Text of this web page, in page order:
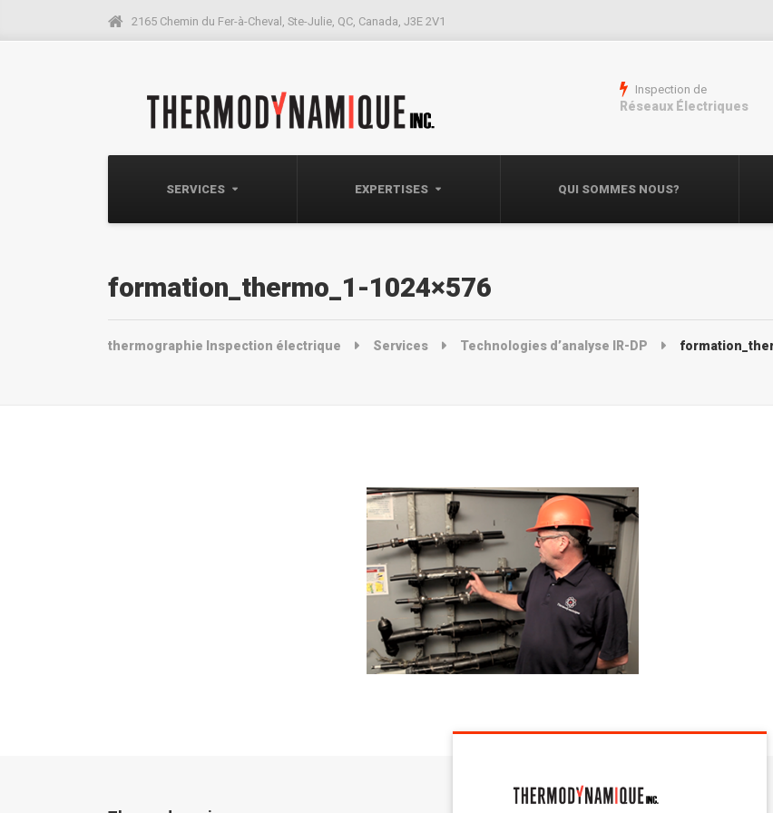
2165 Chemin du Fer-à-Cheval, Ste-Julie, QC, Canada, J3E 2V1
SERVICES EXPERTISES QUI SOMMES NOUS?
Inspection de
Réseaux Électriques
formation_thermo_1-1024×576
thermographie Inspection électrique Services Technologies d’analyse IR-DP